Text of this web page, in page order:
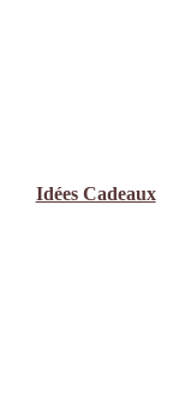
Idées Cadeaux